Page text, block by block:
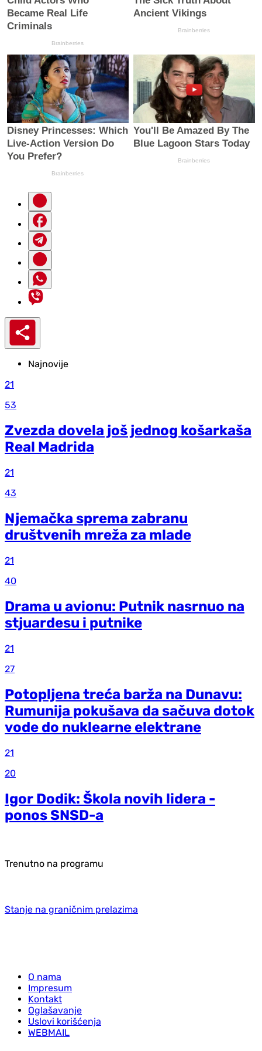
Najnovije
21
53
Zvezda dovela još jednog košarkaša
Real Madrida
21
43
Njemačka sprema zabranu
društvenih mreža za mlade
21
40
Drama u avionu: Putnik nasrnuo na
stjuardesu i putnike
21
27
Potopljena treća barža na Dunavu:
Rumunija pokušava da sačuva dotok
vode do nuklearne elektrane
21
20
Igor Dodik: Škola novih lidera -
ponos SNSD-a
Trenutno na programu
Stanje na graničnim prelazima
O nama
Impresum
Kontakt
Oglašavanje
Uslovi korišćenja
WEBMAIL